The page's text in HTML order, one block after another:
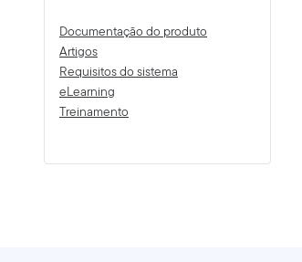
Documentação do produto
Artigos
Requisitos do sistema
eLearning
Treinamento